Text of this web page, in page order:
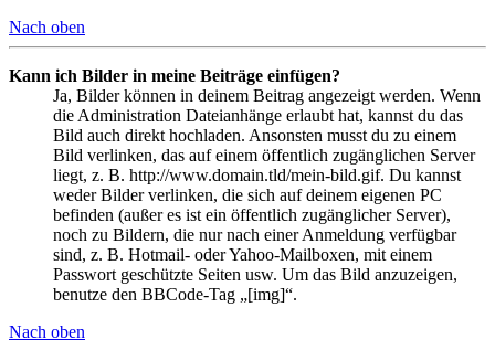
Nach oben
Kann ich Bilder in meine Beiträge einfügen?
Ja, Bilder können in deinem Beitrag angezeigt werden. Wenn
die Administration Dateianhänge erlaubt hat, kannst du das
Bild auch direkt hochladen. Ansonsten musst du zu einem
Bild verlinken, das auf einem öffentlich zugänglichen Server
liegt, z. B. http://www.domain.tld/mein-bild.gif. Du kannst
weder Bilder verlinken, die sich auf deinem eigenen PC
befinden (außer es ist ein öffentlich zugänglicher Server),
noch zu Bildern, die nur nach einer Anmeldung verfügbar
sind, z. B. Hotmail- oder Yahoo-Mailboxen, mit einem
Passwort geschützte Seiten usw. Um das Bild anzuzeigen,
benutze den BBCode-Tag „[img]“.
Nach oben